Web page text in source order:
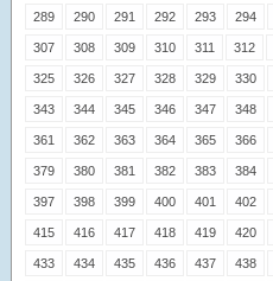
289 290 291 292 293 294
307 308 309 310 311 312
325 326 327 328 329 330
343 344 345 346 347 348
361 362 363 364 365 366
379 380 381 382 383 384
397 398 399 400 401 402
415 416 417 418 419 420
433 434 435 436 437 438